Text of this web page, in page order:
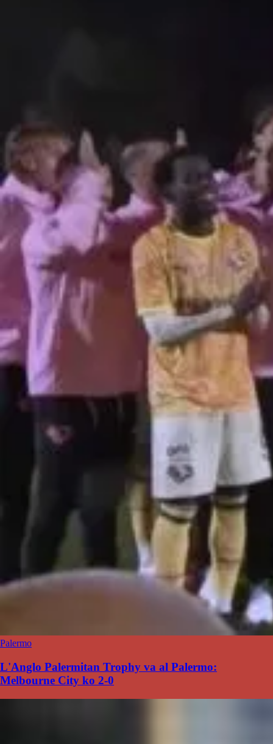
Palermo
L'Anglo Palermitan Trophy va al Palermo:
Melbourne City ko 2-0